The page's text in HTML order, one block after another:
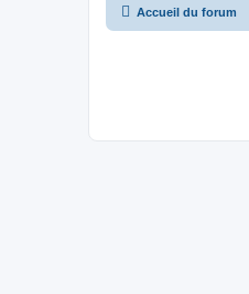
Accueil du forum